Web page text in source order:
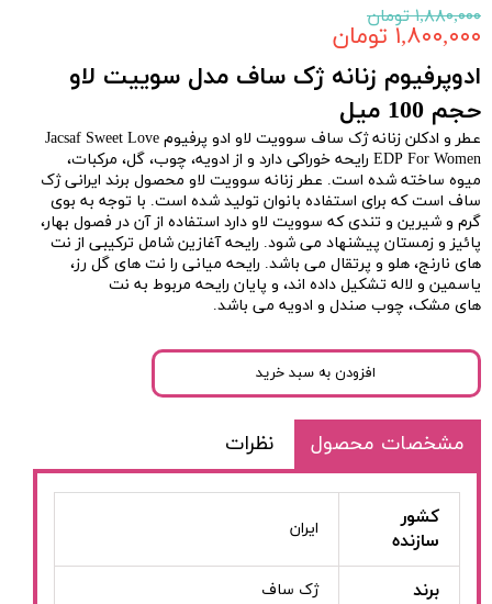
۱,۸۸۰,۰۰۰ تومان
۱,۸۰۰,۰۰۰ تومان
ادوپرفیوم زنانه ژک ساف مدل سوییت لاو
حجم 100 میل
عطر و ادکلن زنانه ژک ساف
سوویت لاو ادو پرفیوم Jacsaf Sweet Love
EDP For Women رایحه خوراکی دارد و از ادویه، چوب، گل، مرکبات،
میوه ساخته شده است. عطر زنانه سوویت لاو محصول برند ایرانی ژک
ساف است که برای استفاده بانوان تولید شده است. با توجه به بوی
گرم و شیرین و تندی که سوویت لاو دارد استفاده از آن در فصول بهار،
پائیز و زمستان پیشنهاد می شود. رایحه آغازین شامل ترکیبی از نت
های نارنج، هلو و پرتقال می باشد. رایحه میانی را نت های گل رز،
یاسمین و لاله تشکیل داده اند، و پایان رایحه مربوط به نت
های مشک، چوب صندل و ادویه می باشد.
افزودن به سبد خرید
مشخصات محصول نظرات
کشور
سازنده
ایران
برند ژک ساف